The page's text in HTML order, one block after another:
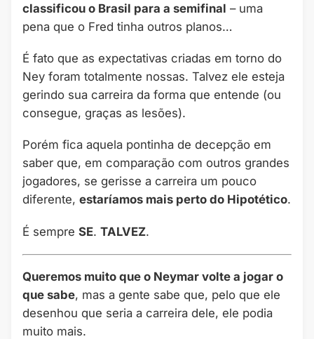
classificou o Brasil para a semifinal – uma
pena que o Fred tinha outros planos…
É fato que as expectativas criadas em torno do
Ney foram totalmente nossas. Talvez ele esteja
gerindo sua carreira da forma que entende (ou
consegue, graças as lesões).
Porém fica aquela pontinha de decepção em
saber que, em comparação com outros grandes
jogadores, se gerisse a carreira um pouco
diferente, estaríamos mais perto do Hipotético.
É sempre SE. TALVEZ.
Queremos muito que o Neymar volte a jogar o
que sabe, mas a gente sabe que, pelo que ele
desenhou que seria a carreira dele, ele podia
muito mais.